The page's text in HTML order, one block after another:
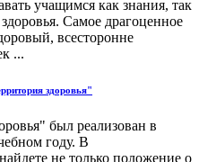
учащимся как знания, так
Самое драгоценное
всесторонне
...
здоровья"
был реализован в
году. В
не только положение о